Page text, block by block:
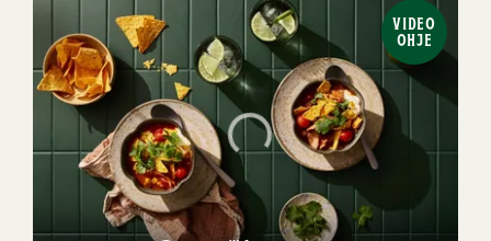
VIDEO
OHJE